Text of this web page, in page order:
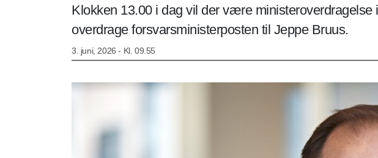
Klokken 13.00 i dag vil der være
overdrage forsvarsministerposten til Jeppe Bruus.
3. juni, 2026 - Kl. 09.55